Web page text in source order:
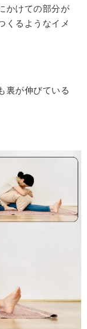
かけての部分が
くるようなイメ
裏が伸びている